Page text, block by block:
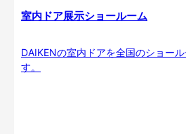
室内ドア展示ショールーム
DAIKENの室内ドアを全国のショー
す。